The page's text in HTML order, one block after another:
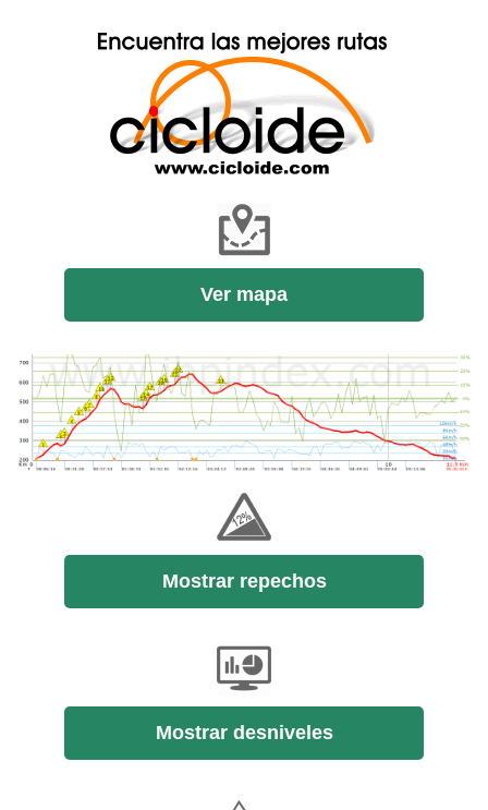
Ver mapa
Mostrar repechos
Mostrar desniveles